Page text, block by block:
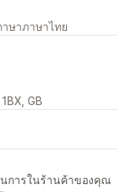
ษาภาษาไทย
GB
การในร้านค้าของคุณ